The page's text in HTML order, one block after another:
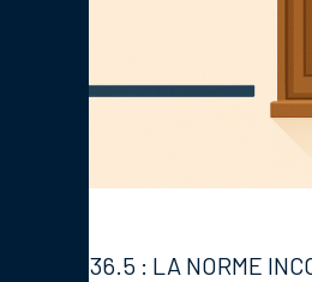
DTU 36.5 : LA NORME